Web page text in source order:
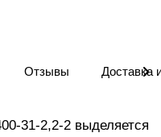
Отзывы Доставка
31-2,2-2 выделяется